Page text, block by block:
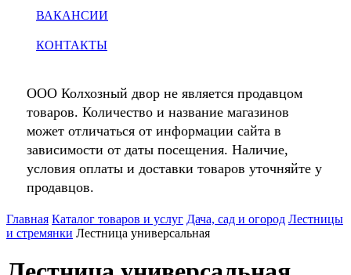
ВАКАНСИИ
КОНТАКТЫ
ООО Колхозный двор не является продавцом
товаров. Количество и название магазинов
может отличаться от информации сайта в
зависимости от даты посещения. Наличие,
условия оплаты и доставки товаров уточняйте у
продавцов.
Главная Каталог товаров и услуг Дача, сад и огород Лестницы
и стремянки Лестница универсальная